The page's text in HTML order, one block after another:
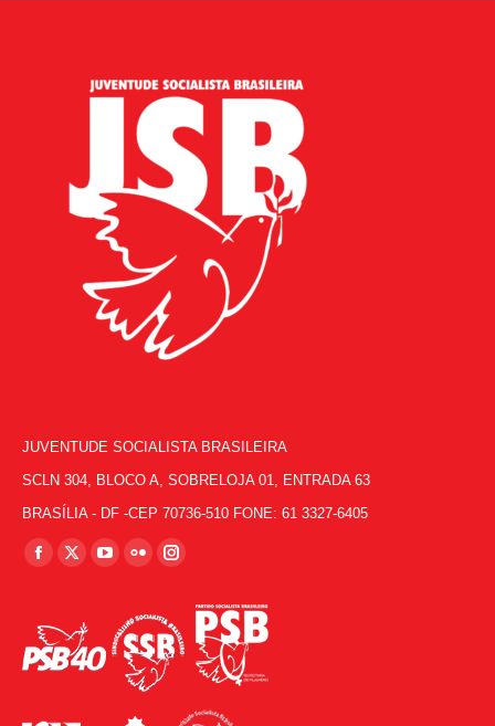
JUVENTUDE SOCIALISTA BRASILEIRA
SCLN 304, BLOCO A, SOBRELOJA 01, ENTRADA 63
BRASÍLIA - DF -CEP 70736-510 FONE: 61 3327-6405
Encontre-nos em:
Facebook
opens
in
X
opens
in
YouTube
opens
in
new
Flickr
opens
in
new
Instagram
opens
in
window